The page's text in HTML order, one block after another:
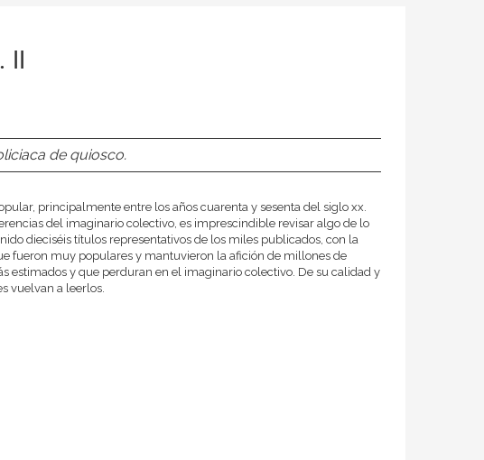
II
de quiosco.
principalmente entre los años cuarenta y sesenta del siglo xx.
del imaginario colectivo, es imprescindible revisar algo de lo
dieciséis títulos representativos de los miles publicados, con la
fueron muy populares y mantuvieron la afición de millones de
estimados y que perduran en el imaginario colectivo. De su calidad y
vuelvan a leerlos.